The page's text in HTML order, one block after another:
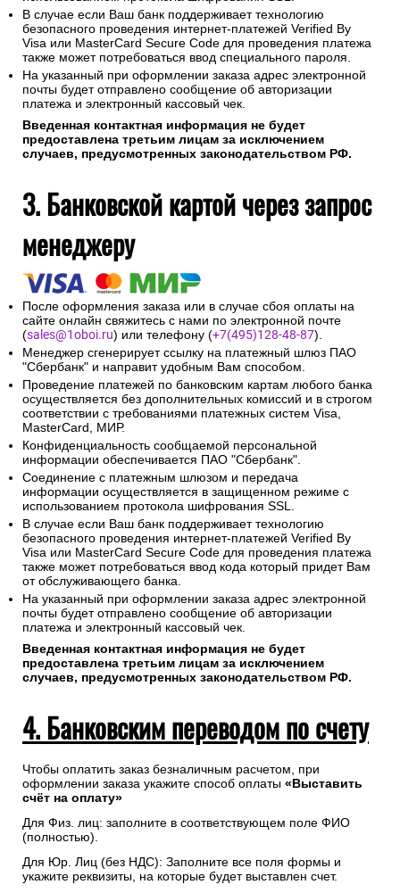
В случае если Ваш банк поддерживает технологию
безопасного проведения интернет-платежей Verified By
Visa или MasterCard Secure Code для проведения платежа
также может потребоваться ввод специального пароля.
На указанный при оформлении заказа адрес электронной
почты будет отправлено сообщение об авторизации
платежа и электронный кассовый чек.
Введенная контактная информация не будет
предоставлена третьим лицам за исключением
случаев, предусмотренных законодательством РФ.
3. Банковской картой через запрос
менеджеру
После оформления заказа или в случае сбоя оплаты на
сайте онлайн свяжитесь с нами по электронной почте
(sales@1oboi.ru) или телефону (+7(495)128-48-87).
Менеджер сгенерирует ссылку на платежный шлюз ПАО
"Сбербанк" и направит удобным Вам способом.
Проведение платежей по банковским картам любого банка
осуществляется без дополнительных комиссий и в строгом
соответствии с требованиями платежных систем Visa,
MasterCard, МИР.
Конфиденциальность сообщаемой персональной
информации обеспечивается ПАО "Сбербанк".
Соединение с платежным шлюзом и передача
информации осуществляется в защищенном режиме с
использованием протокола шифрования SSL.
В случае если Ваш банк поддерживает технологию
безопасного проведения интернет-платежей Verified By
Visa или MasterCard Secure Code для проведения платежа
также может потребоваться ввод кода который придет Вам
от обслуживающего банка.
На указанный при оформлении заказа адрес электронной
почты будет отправлено сообщение об авторизации
платежа и электронный кассовый чек.
Введенная контактная информация не будет
предоставлена третьим лицам за исключением
случаев, предусмотренных законодательством РФ.
4. Банковским переводом по счету
Чтобы оплатить заказ безналичным расчетом, при
оформлении заказа укажите способ оплаты «Выставить
счёт на оплату»
Для Физ. лиц: заполните в соответствующем поле ФИО
(полностью).
Для Юр. Лиц (без НДС): Заполните все поля формы и
укажите реквизиты, на которые будет выставлен счет.